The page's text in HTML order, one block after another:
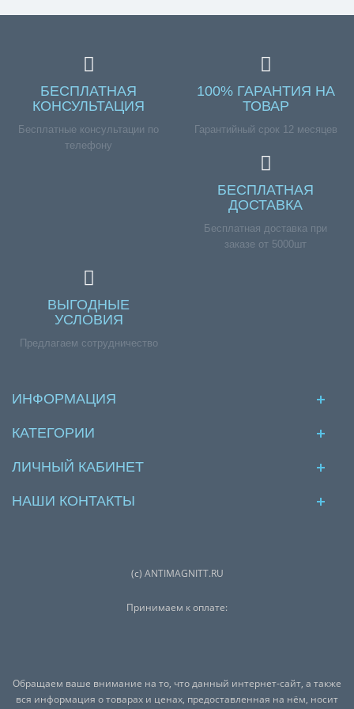
БЕСПЛАТНАЯ
КОНСУЛЬТАЦИЯ
Бесплатные консультации по
телефону
100% ГАРАНТИЯ НА
ТОВАР
Гарантийный срок 12 месяцев
БЕСПЛАТНАЯ
ДОСТАВКА
Бесплатная доставка при
заказе от 5000шт
ВЫГОДНЫЕ
УСЛОВИЯ
Предлагаем сотрудничество
ИНФОРМАЦИЯ
КАТЕГОРИИ
ЛИЧНЫЙ КАБИНЕТ
НАШИ КОНТАКТЫ
(с) ANTIMAGNITT.RU
Принимаем к оплате:
Обращаем ваше внимание на то, что данный интернет-сайт, а также
вся информация о товарах и ценах, предоставленная на нём, носит